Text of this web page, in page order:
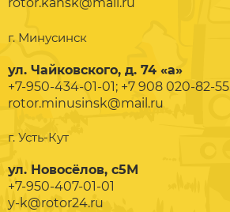
г. Минусинск
ул. Чайковского, д. 74 «а»
+7-950-434-01-01; +7 908 020-82-55
rotor.minusinsk@mail.ru
г. Усть-Кут
ул. Новосёлов, с5М
+7-950-407-01-01
y-k@rotor24.ru